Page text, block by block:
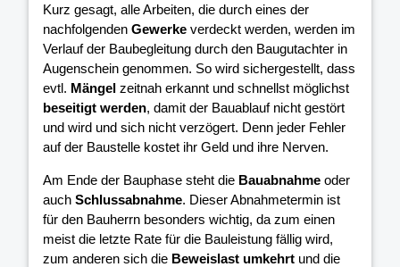
Kurz gesagt, alle Arbeiten, die durch eines der
nachfolgenden Gewerke verdeckt werden, werden im
Verlauf der Baubegleitung durch den Baugutachter in
Augenschein genommen. So wird sichergestellt, dass
evtl. Mängel zeitnah erkannt und schnellst möglichst
beseitigt werden, damit der Bauablauf nicht gestört
und wird und sich nicht verzögert. Denn jeder Fehler
auf der Baustelle kostet ihr Geld und ihre Nerven.
Am Ende der Bauphase steht die Bauabnahme oder
auch Schlussabnahme. Dieser Abnahmetermin ist
für den Bauherrn besonders wichtig, da zum einen
meist die letzte Rate für die Bauleistung fällig wird,
zum anderen sich die Beweislast umkehrt und die